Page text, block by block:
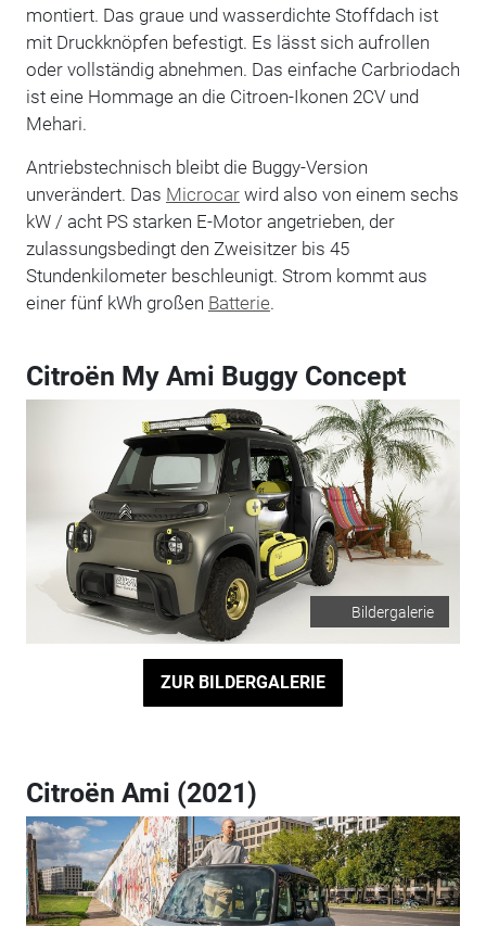
montiert. Das graue und wasserdichte Stoffdach ist
mit Druckknöpfen befestigt. Es lässt sich aufrollen
oder vollständig abnehmen. Das einfache Carbriodach
ist eine Hommage an die Citroen-Ikonen 2CV und
Mehari.
Antriebstechnisch bleibt die Buggy-Version
unverändert. Das Microcarwird also von einem sechs
kW / acht PS starken E-Motor angetrieben, der
zulassungsbedingt den Zweisitzer bis 45
Stundenkilometer beschleunigt. Strom kommt aus
einer fünf kWh großen Batterie.
Citroën My Ami Buggy Concept
Bildergalerie
ZUR BILDERGALERIE
Citroën Ami (2021)